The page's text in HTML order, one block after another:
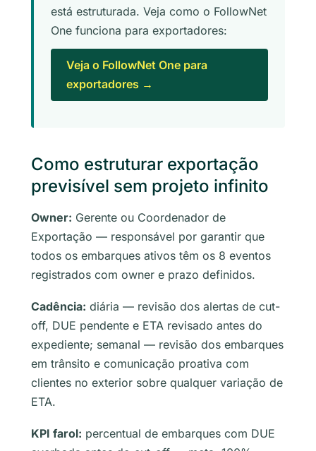
está estruturada. Veja como o FollowNet
One funciona para exportadores:
Veja o FollowNet One para
exportadores →
Como estruturar exportação
previsível sem projeto infinito
Owner: Gerente ou Coordenador de
Exportação — responsável por garantir que
todos os embarques ativos têm os 8 eventos
registrados com owner e prazo definidos.
Cadência: diária — revisão dos alertas de cut-
off, DUE pendente e ETA revisado antes do
expediente; semanal — revisão dos embarques
em trânsito e comunicação proativa com
clientes no exterior sobre qualquer variação de
ETA.
KPI farol: percentual de embarques com DUE